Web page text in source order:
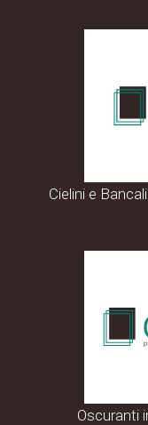
Cielini e
Oscuranti